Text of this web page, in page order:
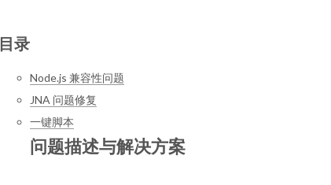
目录
Node.js 兼容性问题
JNA 问题修复
一键脚本
问题描述与解决方案